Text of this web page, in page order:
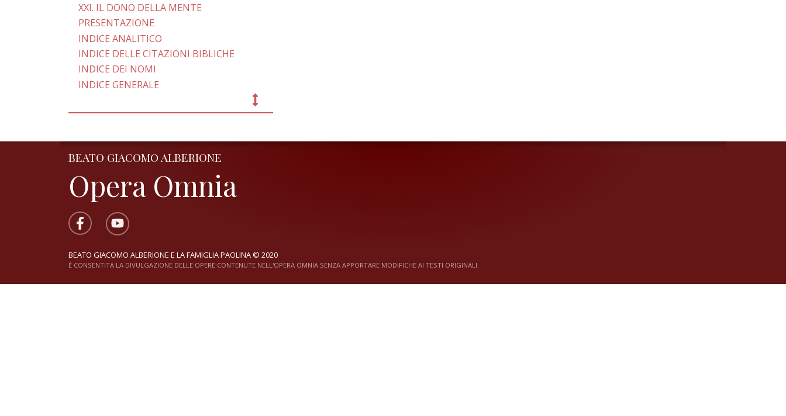
XXI. IL DONO DELLA MENTE
PRESENTAZIONE
INDICE ANALITICO
INDICE DELLE CITAZIONI BIBLICHE
INDICE DEI NOMI
INDICE GENERALE
BEATO GIACOMO ALBERIONE
Opera Omnia
BEATO GIACOMO ALBERIONE E LA FAMIGLIA PAOLINA © 2020
È CONSENTITA LA DIVULGAZIONE DELLE OPERE CONTENUTE NELL'OPERA OMNIA SENZA APPORTARE MODIFICHE AI TESTI ORIGINALI.